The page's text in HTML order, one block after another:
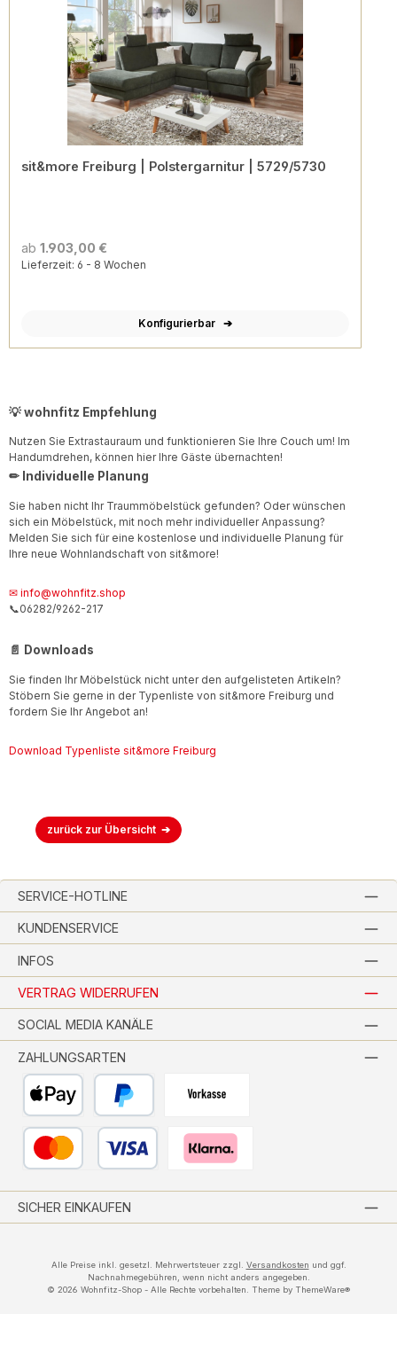
sit&more Freiburg | Polstergarnitur | 5729/5730
ab 1.903,00 €
Lieferzeit: 6 - 8 Wochen
Konfigurierbar
💡 wohnfitz Empfehlung
Nutzen Sie Extrastauraum und funktionieren Sie Ihre Couch um! Im
Handumdrehen, können hier Ihre Gäste übernachten!
✏ Individuelle Planung
Sie haben nicht Ihr Traummöbelstück gefunden? Oder wünschen
sich ein Möbelstück, mit noch mehr individueller Anpassung?
Melden Sie sich für eine kostenlose und individuelle Planung für
Ihre neue Wohnlandschaft von sit&more!
✉ info@wohnfitz.shop
📞06282/9262-217
📄 Downloads
Sie finden Ihr Möbelstück nicht unter den aufgelisteten Artikeln?
Stöbern Sie gerne in der Typenliste von sit&more Freiburg und
fordern Sie Ihr Angebot an!
Download Typenliste sit&more Freiburg
zurück zur Übersicht
SERVICE-HOTLINE
KUNDENSERVICE
INFOS
VERTRAG WIDERRUFEN
ZAHLUNGSARTEN
SOCIAL MEDIA KANÄLE
SICHER EINKAUFEN
Alle Preise inkl. gesetzl. Mehrwertsteuer zzgl. Versandkosten und ggf.
Nachnahmegebühren, wenn nicht anders angegeben.
© 2026 Wohnfitz-Shop - Alle Rechte vorbehalten. Theme by ThemeWare®